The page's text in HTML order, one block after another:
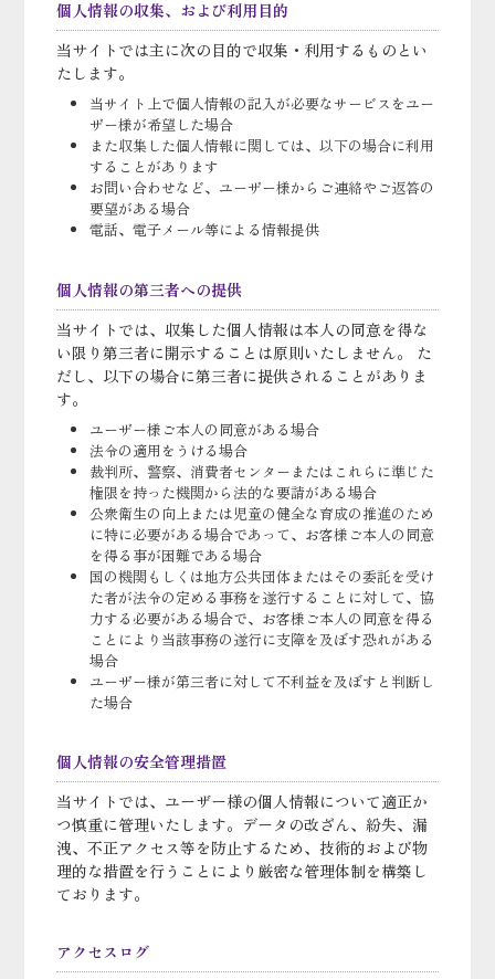
個人情報の収集、および利用目的
当サイトでは主に次の目的で収集・利用するものとい
たします。
当サイト上で個人情報の記入が必要なサービスをユー
ザー様が希望した場合
また収集した個人情報に関しては、以下の場合に利用
することがあります
お問い合わせなど、ユーザー様からご連絡やご返答の
要望がある場合
電話、電子メール等による情報提供
個人情報の第三者への提供
当サイトでは、収集した個人情報は本人の同意を得な
い限り第三者に開示することは原則いたしません。 た
だし、以下の場合に第三者に提供されることがありま
す。
ユーザー様ご本人の同意がある場合
法令の適用をうける場合
裁判所、警察、消費者センターまたはこれらに準じた
権限を持った機関から法的な要請がある場合
公衆衛生の向上または児童の健全な育成の推進のため
に特に必要がある場合であって、お客様ご本人の同意
を得る事が困難である場合
国の機関もしくは地方公共団体またはその委託を受け
た者が法令の定める事務を遂行することに対して、協
力する必要がある場合で、お客様ご本人の同意を得る
ことにより当該事務の遂行に支障を及ぼす恐れがある
場合
ユーザー様が第三者に対して不利益を及ぼすと判断し
た場合
個人情報の安全管理措置
当サイトでは、ユーザー様の個人情報について適正か
つ慎重に管理いたします。データの改ざん、紛失、漏
洩、不正アクセス等を防止するため、技術的および物
理的な措置を行うことにより厳密な管理体制を構築し
ております。
アクセスログ